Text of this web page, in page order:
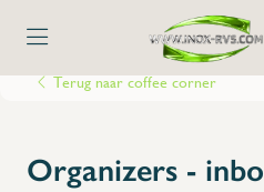
Terug naar coffee corner
Organizers -